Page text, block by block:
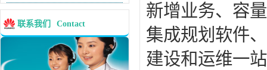
联系我们 Contact
新增业务、容
集成规划软件
建设和运维一